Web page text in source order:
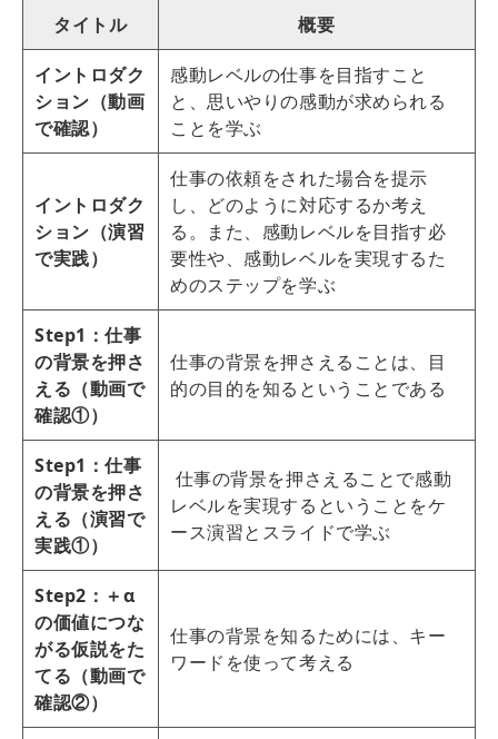
タイトル 概要
イントロダク
ション（動画
で確認）
感動レベルの仕事を目指すこと
と、思いやりの感動が求められる
ことを学ぶ
イントロダク
ション（演習
で実践）
仕事の依頼をされた場合を提示
し、どのように対応するか考え
る。また、感動レベルを目指す必
要性や、感動レベルを実現するた
めのステップを学ぶ
Step1：仕事
の背景を押さ
える（動画で
確認①）
仕事の背景を押さえることは、目
的の目的を知るということである
Step1：仕事
の背景を押さ
える（演習で
実践①）
仕事の背景を押さえることで感動
レベルを実現するということをケ
ース演習とスライドで学ぶ
Step2：＋α
の価値につな
がる仮説をた
てる（動画で
確認②）
仕事の背景を知るためには、キー
ワードを使って考える